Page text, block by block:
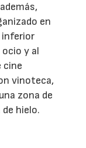
en
inferior
y al
cine
vinoteca,
zona de
hielo.